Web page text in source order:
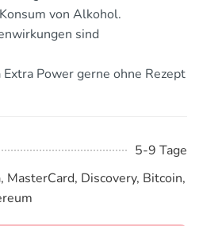
von Alkohol.
sind
Power gerne ohne Rezept
5-9 Tage
MasterCard, Discovery, Bitcoin,